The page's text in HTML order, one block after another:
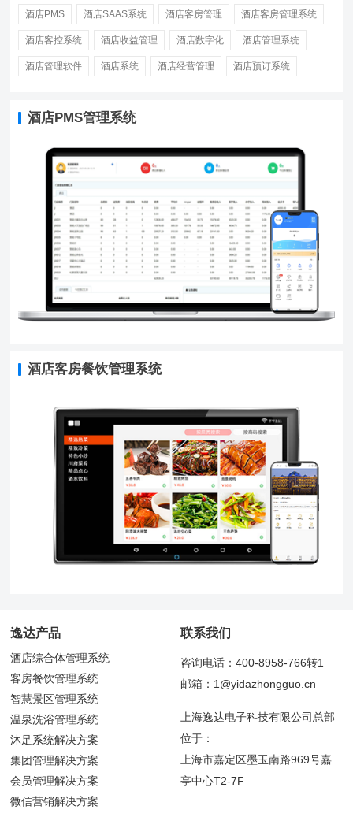
酒店PMS 酒店SAAS系统 酒店客房管理 酒店客房管理系统
酒店客控系统 酒店收益管理 酒店数字化 酒店管理系统
酒店管理软件 酒店系统 酒店经营管理 酒店预订系统
酒店PMS管理系统
酒店客房餐饮管理系统
逸达产品
酒店综合体管理系统
客房餐饮管理系统
智慧景区管理系统
温泉洗浴管理系统
沐足系统解决方案
集团管理解决方案
会员管理解决方案
微信营销解决方案
联系我们
咨询电话：400-8958-766转1
邮箱：1@yidazhongguo.cn
上海逸达电子科技有限公司总部
位于：
上海市嘉定区墨玉南路969号嘉
亭中心T2-7F